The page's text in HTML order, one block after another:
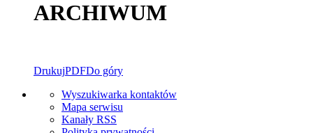
ARCHIWUM
DrukujPDFDo góry
Wyszukiwarka kontaktów
Mapa serwisu
Kanały RSS